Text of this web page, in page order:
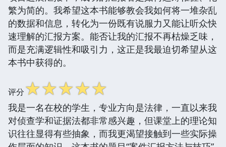
繁为简的。我希望这本书能够教会我如何将一堆杂乱
的数据和信息，转化为一份既有说服力又能让听众快
速理解的汇报方案。能否让我的汇报不再枯燥乏味，
而是充满逻辑性和吸引力，这正是我最迫切希望从这
本书中获得的。
评分☆☆☆☆☆
我是一名在校的学生，专业方向是法律，一直以来我
对侦查学和证据法都非常感兴趣，但课堂上的理论知
识往往显得有些抽象，而我更渴望接触到一些实际操